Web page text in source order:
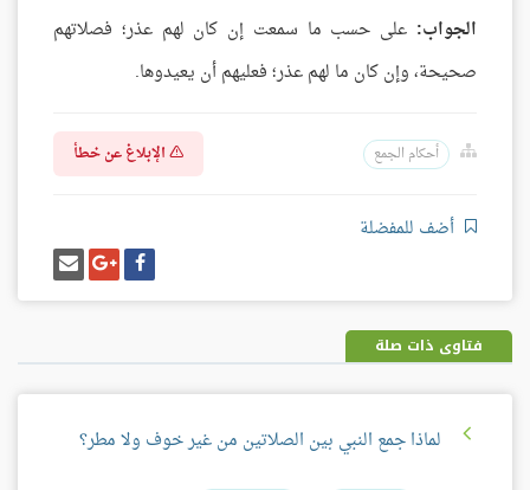
الجواب: على حسب ما سمعت إن كان لهم عذر؛ فصلاتهم
صحيحة، وإن كان ما لهم عذر؛ فعليهم أن يعيدوها.
أحكام الجمع الإبلاغ عن خطأ
أضف للمفضلة
شارك
على
فيسبوك
شارك
على
غوغل
بلس
إرسل
إيميل
فتاوى ذات صلة
لماذا جمع النبي بين الصلاتين من غير خوف ولا مطر؟